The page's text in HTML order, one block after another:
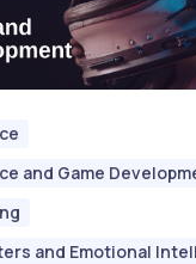
and Game
and Emotional